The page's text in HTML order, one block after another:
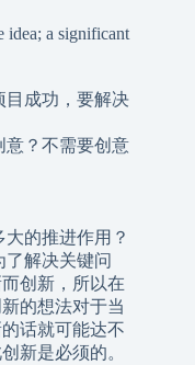
a significant
目成功，要解决
意？不需要创意
的推进作用？
了解决关键问
创新，所以在
的想法对于当
话就可能达不
新是必须的。